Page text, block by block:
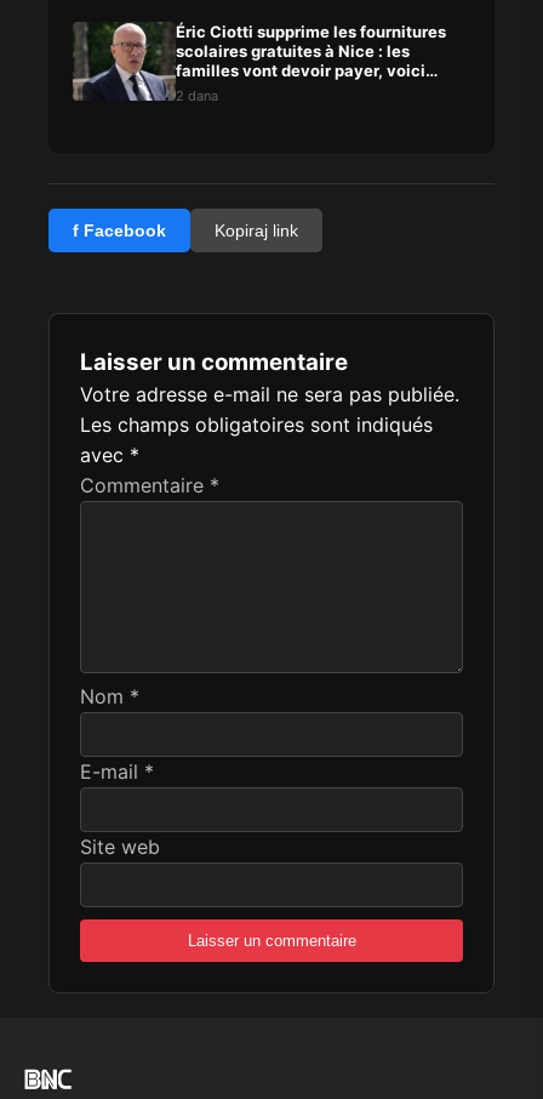
Éric Ciotti supprime les fournitures
scolaires gratuites à Nice : les
familles vont devoir payer, voici
pourquoi
2 dana
f Facebook Kopiraj link
Laisser un commentaire
Votre adresse e-mail ne sera pas publiée.
Les champs obligatoires sont indiqués
avec *
Commentaire *
Nom *
E-mail *
Site web